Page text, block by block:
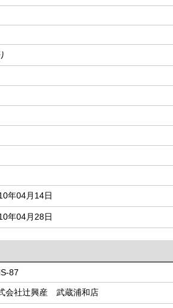
年04月14日
年04月28日
87
会社辻興産 武蔵浦和店